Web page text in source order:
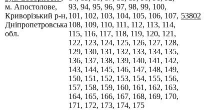
м. Апостолове,
Криворізький р-н,
Дніпропетровська
обл.
93, 94, 95, 96, 97, 98, 99, 100,
101, 102, 103, 104, 105, 106, 107,
108, 109, 110, 111, 112, 113, 114,
115, 116, 117, 118, 119, 120, 121,
122, 123, 124, 125, 126, 127, 128,
129, 130, 131, 132, 133, 134, 135,
136, 137, 138, 139, 140, 141, 142,
143, 144, 145, 146, 147, 148, 149,
150, 151, 152, 153, 154, 155, 156,
157, 158, 159, 160, 161, 162, 163,
164, 165, 166, 167, 168, 169, 170,
171, 172, 173, 174, 175
53802